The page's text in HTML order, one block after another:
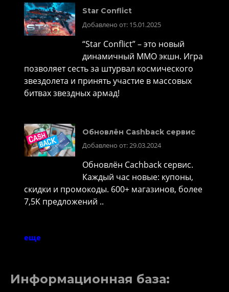
Star Conflict
Добавлено от: 15.01.2025
“Star Conflict” – это новый
динамичный MMO экшн. Игра
позволяет сесть за штурвал космического
звездолета и принять участие в массовых
битвах звездных армад!
Обновлён Cashback сервис
Добавлено от: 29.03.2024
Обновлён Cachback сервис.
Каждый час новые: купоны,
скидки и промокоды. 600+ магазинов, более
7,5K предложений ..
еще
Информационная база: